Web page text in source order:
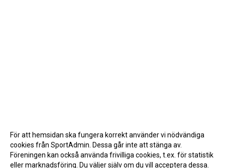
För att hemsidan ska fungera korrekt använder vi nödvändiga
cookies från SportAdmin. Dessa går inte att stänga av.
Föreningen kan också använda frivilliga cookies, t.ex. för statistik
eller marknadsföring. Du väljer själv om du vill acceptera dessa.